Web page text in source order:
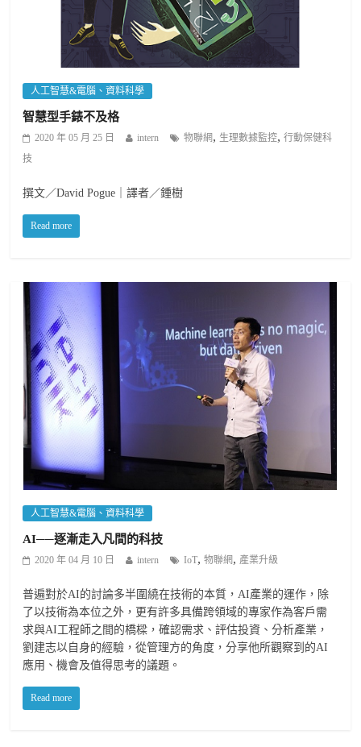
人工智慧&電腦、資料科學
智慧型手錶不及格
2020 年 05 月 25 日 intern 物聯網 , 生理數據監控,行動保健科
技
撰文／David Pogue｜譯者／鍾樹
Read more
人工智慧&電腦、資料科學
AI──逐漸走入凡間的科技
2020 年 04 月 10 日 intern IoT,物聯網 , 產業升級
普遍對於AI的討論多半圍繞在技術的本質，AI產業的運作，除
了以技術為本位之外，更有許多具備跨領域的專家作為客戶需
求與AI工程師之間的橋樑，確認需求、評估投資、分析產業，
劉建志以自身的經驗，從管理方的角度，分享他所觀察到的AI
應用、機會及值得思考的議題。
Read more